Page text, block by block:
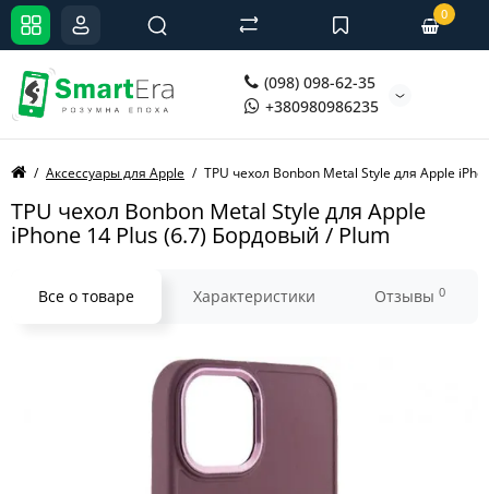
(098) 098-62-35
+380980986235
0
Аксессуары для Apple TPU чехол Bonbon Metal Style для Apple
TPU чехол Bonbon Metal Style для Apple
iPhone 14 Plus (6.7) Бордовый / Plum
Все о товаре Характеристики Отзывы 0